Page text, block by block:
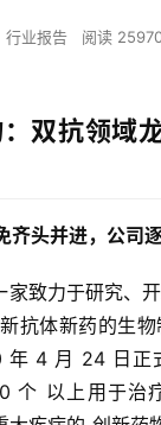
行业报告 阅读
双抗领域
齐头并进，公司
家致力于研究、
抗体新药的生
4 月 24 日正
个 以上用于治